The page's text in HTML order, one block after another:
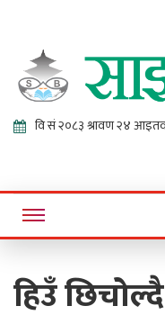
Online News Portal
हिउँ